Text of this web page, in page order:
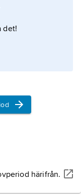
är så
kan ha
utan
denna
det!
härifrån.